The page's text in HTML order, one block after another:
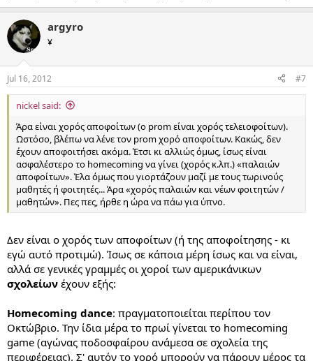
argyro
¥
Jul 16, 2012 #7
nickel said:
Άρα είναι χορός αποφοίτων (ο prom είναι χορός τελειοφοίτων).
Ωστόσο, βλέπω να λένε τον prom χορό αποφοίτων. Κακώς, δεν
έχουν αποφοιτήσει ακόμα. Έτσι κι αλλιώς όμως, ίσως είναι
ασφαλέστερο το homecoming να γίνει (χορός κ.λπ.) «παλαιών
αποφοίτων». Έλα όμως που γιορτάζουν μαζί με τους τωρινούς
μαθητές ή φοιτητές... Άρα «χορός παλαιών και νέων φοιτητών /
μαθητών». Πες πες, ήρθε η ώρα να πάω για ύπνο.
Δεν είναι ο χορός των αποφοίτων (ή της αποφοίτησης - κι
εγώ αυτό προτιμώ). Ίσως σε κάποια μέρη ίσως και να είναι,
αλλά σε γενικές γραμμές οι χοροί των αμερικάνικων
σχολείων έχουν εξής:
Homecoming dance: πραγματοποιείται περίπου τον
Οκτώβριο. Την ίδια μέρα το πρωί γίνεται το homecoming
game (αγώνας ποδοσφαίρου ανάμεσα σε σχολεία της
περιφέρειας). Σ' αυτόν το χορό μπορούν να πάρουν μέρος τα